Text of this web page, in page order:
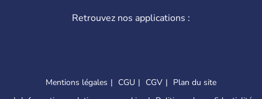
Retrouvez nos applications :
Mentions légales CGU CGV
Plan du site